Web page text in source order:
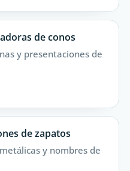
de conos
y presentaciones de
de zapatos
y nombres de